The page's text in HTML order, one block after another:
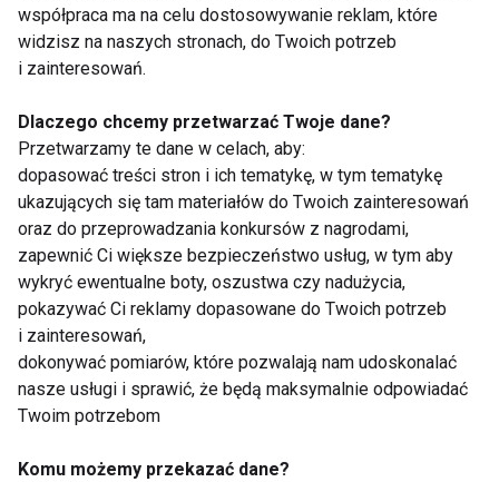
Kręgosłup
Siedzący tryb życia a
ból kręgosłupa –
ćwiczenia, które warto
znać
Najlepsze ćwiczenia
na mocny core: jak
wzmocnić mięśnie
brzucha bez
współpraca ma na celu dostosowywanie reklam, które
widzisz na naszych stronach, do Twoich potrzeb
i zainteresowań.
Dlaczego chcemy przetwarzać Twoje dane?
Przetwarzamy te dane w celach, aby:
dopasować treści stron i ich tematykę, w tym tematykę
ukazujących się tam materiałów do Twoich zainteresowań
oraz do przeprowadzania konkursów z nagrodami,
zapewnić Ci większe bezpieczeństwo usług, w tym aby
wykryć ewentualne boty, oszustwa czy nadużycia,
pokazywać Ci reklamy dopasowane do Twoich potrzeb
i zainteresowań,
dokonywać pomiarów, które pozwalają nam udoskonalać
nasze usługi i sprawić, że będą maksymalnie odpowiadać
Twoim potrzebom
Komu możemy przekazać dane?